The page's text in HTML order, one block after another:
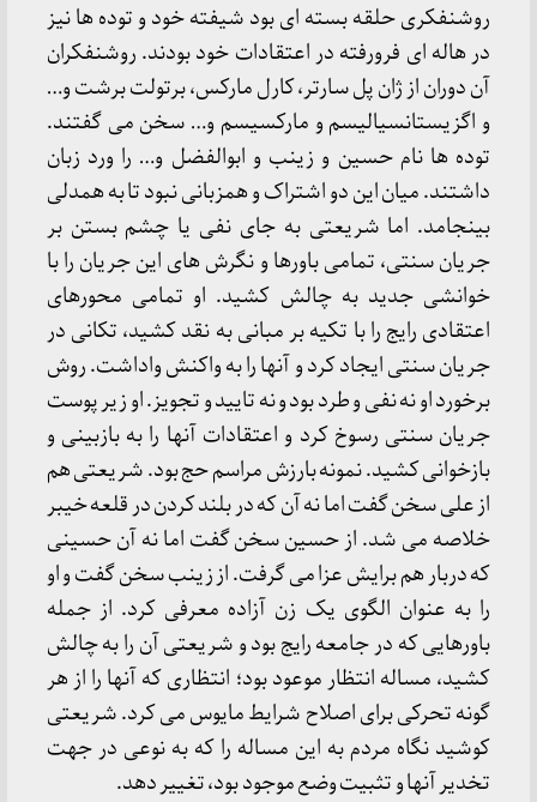
روشنفکری حلقه بسته ای بود شیفته خود و توده ها نیز
در هاله ای فرورفته در اعتقادات خود بودند. روشنفکران
آن دوران از ژان پل سارتر، کارل مارکس، برتولت برشت و…
و اگزیستانسیالیسم و مارکسیسم و… سخن می گفتند.
توده ها نام حسین و زینب و ابوالفضل و… را ورد زبان
داشتند. میان این دو اشتراک و همزبانی نبود تا به همدلی
بینجامد. اما شریعتی به جای نفی یا چشم بستن بر
جریان سنتی، تمامی باورها و نگرش های این جریان را با
خوانشی جدید به چالش کشید. او تمامی محورهای
اعتقادی رایج را با تکیه بر مبانی به نقد کشید، تکانی در
جریان سنتی ایجاد کرد و آنها را به واکنش واداشت. روش
برخورد او نه نفی و طرد بود و نه تایید و تجویز. او زیر پوست
جریان سنتی رسوخ کرد و اعتقادات آنها را به بازبینی و
بازخوانی کشید. نمونه بارزش مراسم حج بود. شریعتی هم
از علی سخن گفت اما نه آن که در بلند کردن در قلعه خیبر
خلاصه می شد. از حسین سخن گفت اما نه آن حسینی
که دربار هم برایش عزا می گرفت. از زینب سخن گفت و او
را به عنوان الگوی یک زن آزاده معرفی کرد. از جمله
باورهایی که در جامعه رایج بود و شریعتی آن را به چالش
کشید، مساله انتظار موعود بود؛ انتظاری که آنها را از هر
گونه تحرکی برای اصلاح شرایط مایوس می کرد. شریعتی
کوشید نگاه مردم به این مساله را که به نوعی در جهت
تخدیر آنها و تثبیت وضع موجود بود، تغییر دهد.